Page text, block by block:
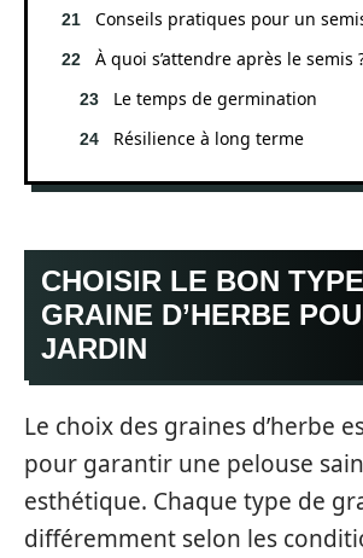
Conseils pratiques pour un
À quoi s’attendre après le semis
Le temps de germination
Résilience à long terme
CHOISIR LE BON
GRAINE D’HERBE
JARDIN
Le choix des graines d’herbe
pour garantir une pelouse
esthétique. Chaque type de
différemment selon les